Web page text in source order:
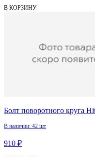
В КОРЗИНУ
Болт поворотного круга
В наличии: 42 шт
910 ₽